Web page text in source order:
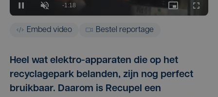
Embed video Bestel reportage
Heel wat elektro-apparaten die op het
recyclagepark belanden, zijn nog perfect
bruikbaar. Daarom is Recupel een